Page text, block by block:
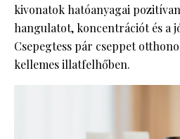
kivonatok hatóanyagai
hangulatot, koncentrációt és a
Csepegtess pár cseppet
kellemes illatfelhőben.